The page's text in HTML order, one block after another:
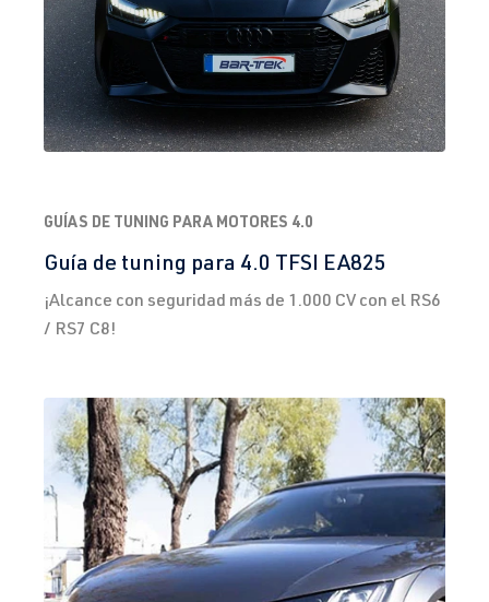
GUÍAS DE TUNING PARA MOTORES 4.0
Guía de tuning para 4.0 TFSI EA825
¡Alcance con seguridad más de 1.000 CV con el RS6
/ RS7 C8!